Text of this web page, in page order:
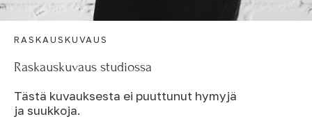
RASKAUSKUVAUS
Raskauskuvaus studiossa
Tästä kuvauksesta ei puuttunut hymyjä
ja suukkoja.